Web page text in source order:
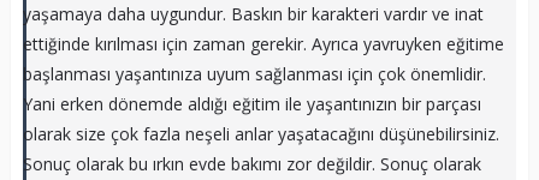
yaşamaya daha uygundur. Baskın bir karakteri vardır ve inat
ettiğinde kırılması için zaman gerekir. Ayrıca yavruyken eğitime
başlanması yaşantınıza uyum sağlanması için çok önemlidir.
Yani erken dönemde aldığı eğitim ile yaşantınızın bir parçası
olarak size çok fazla neşeli anlar yaşatacağını düşünebilirsiniz.
Sonuç olarak bu ırkın evde bakımı zor değildir. Sonuç olarak